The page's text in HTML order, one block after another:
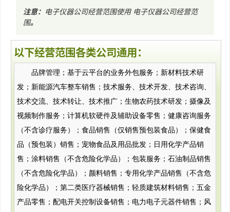
注意： 电子仪器公司经营范围使用 电子仪器公司经营范
围。
以下经营范围各类公司通用：
品牌管理；基于云平台的业务外包服务；新材料技术研
发；新能源汽车整车销售；技术服务、技术开发、技术咨询、
技术交流、技术转让、技术推广；生物农药技术研发；摄像及
视频制作服务；计算机软硬件及辅助设备零售；健康咨询服务
（不含诊疗服务）；食品销售（仅销售预包装食品）；保健食
品（预包装）销售；宠物食品及用品批发；日用化学产品销
售；涂料销售（不含危险化学品）；包装服务；石油制品销售
（不含危险化学品）；颜料销售；专用化学产品销售（不含危
险化学品）；第二类医疗器械销售；轻质建筑材料销售；五金
产品零售；配电开关控制设备销售；电力电子元器件销售；风